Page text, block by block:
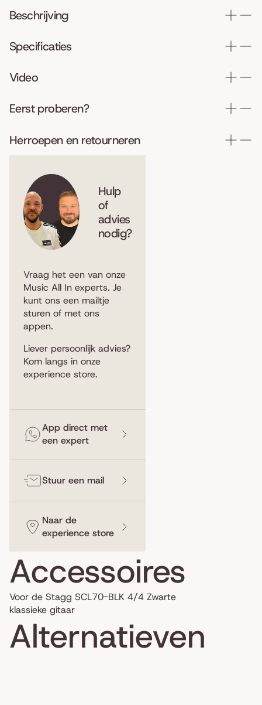
Beschrijving
Specificaties
Video
Eerst proberen?
Herroepen en retourneren
Hulp
of
advies
nodig?
Vraag het een van onze
Music All In experts. Je
kunt ons een mailtje
sturen of met ons
appen.
Liever persoonlijk advies?
Kom langs in onze
experience store.
App direct met
een expert
Stuur een mail
Naar de
experience store
Accessoires
Voor de Stagg SCL70-BLK 4/4 Zwarte
klassieke gitaar
Alternatieven